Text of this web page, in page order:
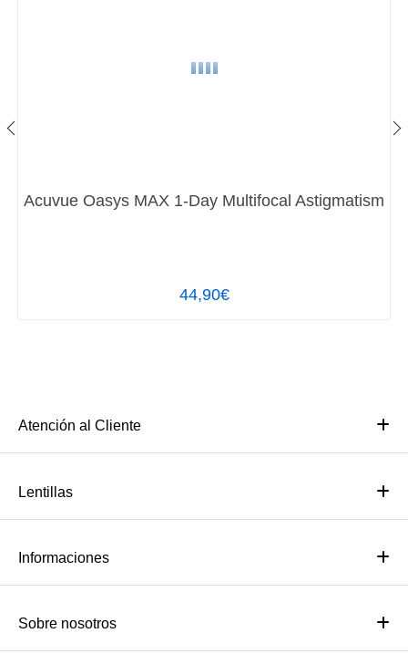
Acuvue Oasys MAX 1-Day Multifocal Astigmatism
44,90€
Atención al Cliente
Lentillas
Informaciones
Sobre nosotros